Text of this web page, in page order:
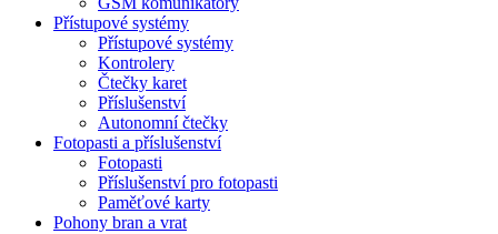
Přístupové systémy
Přístupové systémy
Kontrolery
Čtečky karet
Příslušenství
Autonomní čtečky
Fotopasti a příslušenství
Fotopasti
Příslušenství pro fotopasti
Paměťové karty
Pohony bran a vrat